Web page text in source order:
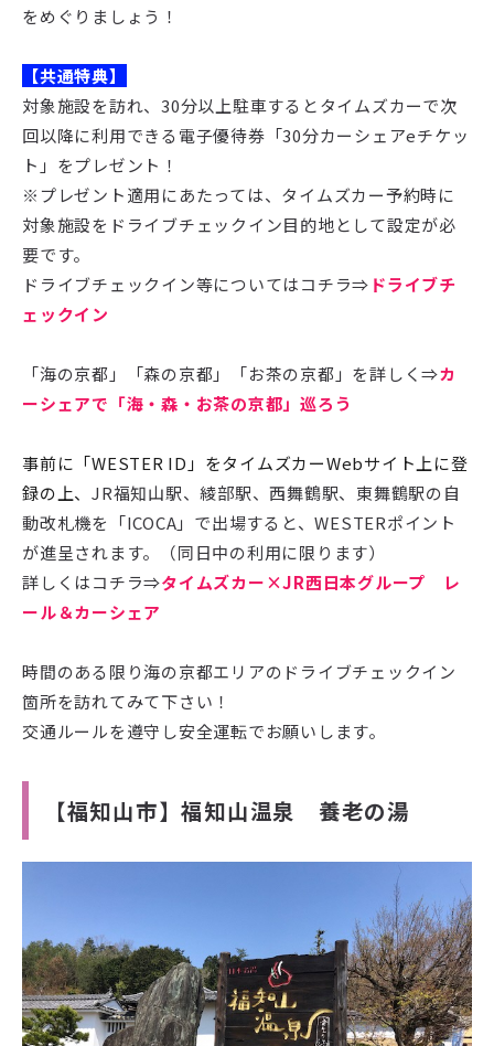
をめぐりましょう！
【共通特典】
対象施設を訪れ、30分以上駐車するとタイムズカーで次
回以降に利用できる電子優待券「30分カーシェアeチケッ
ト」をプレゼント！
※プレゼント適用にあたっては、タイムズカー予約時に
対象施設をドライブチェックイン目的地として設定が必
要です。
ドライブチェックイン等についてはコチラ⇒ ドライブチ
ェックイン
「海の京都」「森の京都」「お茶の京都」を詳しく⇒カ
ーシェアで「海・森・お茶の京都」巡ろう
事前に「WESTER ID」をタイムズカーWebサイト上に登
録の上、 JR福知山駅、綾部駅、西舞鶴駅、東舞鶴駅の自
動改札機を「ICOCA」で出場すると、WESTERポイント
が進呈されます。（同日中の利用に限ります）
詳しくはコチラ⇒タイムズカー×JR西日本グループ レ
ール＆カーシェア
時間のある限り海の京都エリアのドライブチェックイン
箇所を訪れてみて下さい！
交通ルールを遵守し安全運転でお願いします。
【福知山市】福知山温泉 養老の湯